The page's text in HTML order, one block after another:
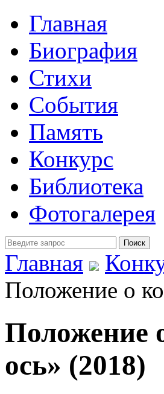
Главная
Биография
Стихи
События
Память
Конкурс
Библиотека
Фотогалерея
Главная
Положение о
Положение
ось» (2018)